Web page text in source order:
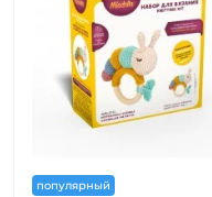
популярный